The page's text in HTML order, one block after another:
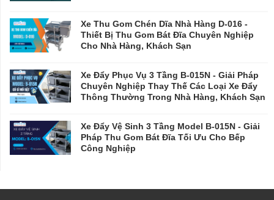
Xe Thu Gom Chén Dĩa Nhà Hàng D-016 -
Thiết Bị Thu Gom Bát Đĩa Chuyên Nghiệp
Cho Nhà Hàng, Khách Sạn
Xe Đẩy Phục Vụ 3 Tầng B-015N - Giải Pháp
Chuyên Nghiệp Thay Thế Các Loại Xe Đẩy
Thông Thường Trong Nhà Hàng, Khách Sạn
Xe Đẩy Vệ Sinh 3 Tầng Model B-015N - Giải
Pháp Thu Gom Bát Đĩa Tối Ưu Cho Bếp
Công Nghiệp